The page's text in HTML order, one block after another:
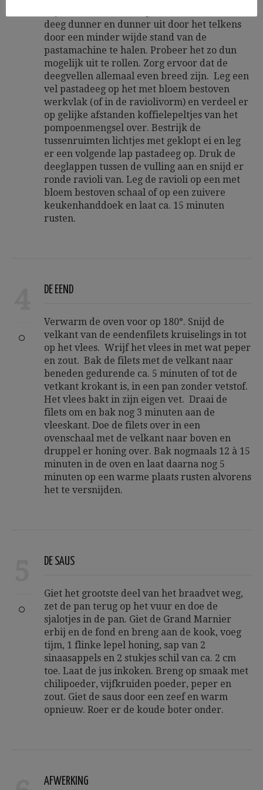
deeg dunner en dunner uit door het telkens
door een minder wijde stand van de
pastamachine te halen. Probeer het zo dun
mogelijk uit te rollen. Zorg ervoor dat de
deegvellen allemaal even breed zijn. Leg een
vel pastadeeg op het met bloem bestoven
werkvlak (of in de raviolivorm) en verdeel er
op gelijke afstanden koffielepeltjes van het
pompoenmengsel over. Bestrijk de
tussenruimten lichtjes met geklopt ei en leg
er een volgende lap pastadeeg op. Druk de
deeglappen tussen de vulling aan en snijd er
ronde ravioli van. Leg de ravioli op een met
bloem bestoven schaal of op een zuivere
keukenhanddoek en laat ca. 15 minuten
rusten.
DE EEND
Verwarm de oven voor op 180°. Snijd de
velkant van de eendenfilets kruiselings in tot
op het vlees. Wrijf het vlees in met wat peper
en zout. Bak de filets met de velkant naar
beneden gedurende ca. 5 minuten of tot de
vetkant krokant is, in een pan zonder vetstof.
Het vlees bakt in zijn eigen vet. Draai de
filets om en bak nog 3 minuten aan de
vleeskant. Doe de filets over in een
ovenschaal met de velkant naar boven en
druppel er honing over. Bak nogmaals 12 à 15
minuten in de oven en laat daarna nog 5
minuten op een warme plaats rusten alvorens
het te versnijden.
DE SAUS
Giet het grootste deel van het braadvet weg,
zet de pan terug op het vuur en doe de
sjalotjes in de pan. Giet de Grand Marnier
erbij en de fond en breng aan de kook, voeg
tijm, 1 flinke lepel honing, sap van 2
sinaasappels en 2 stukjes schil van ca. 2 cm
toe. Laat de jus inkoken. Breng op smaak met
chilipoeder, vijfkruiden poeder, peper en
zout. Giet de saus door een zeef en warm
opnieuw. Roer er de koude boter onder.
AFWERKING